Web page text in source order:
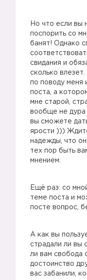
Но что если вы
поспорить со
банят! Однако
свидания и
сколько
по поводу меня
поста, а
мне старой,
вообще не дура
вы сможете
ярости )))
надежды, что
тех пор быть
мнением.
Ещё раз: со
теме поста и
посте вопрос,
А как вы
страдали ли вы
ли вам свобода
достоинство
вас забанили,